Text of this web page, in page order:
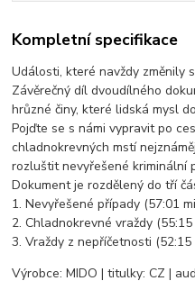
Kompletní specifikace
Události, které navždy změnily
Závěrečný díl dvoudílného
hrůzné činy, které lidská mysl
Pojďte se s námi vypravit po
chladnokrevných mstí
rozluštit nevyřešené kriminální
Dokument je rozdělený do tří
1. Nevyřešené případy (57:01
2. Chladnokrevné vraždy (55:15
3. Vraždy z nepříčetnosti (52:15
Výrobce: MIDO | titulky: CZ |